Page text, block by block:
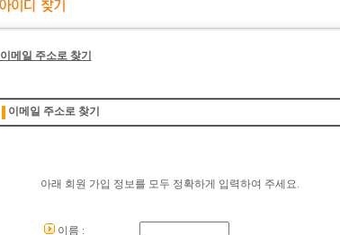
이메일 주소로 찾기
이메일 주소로 찾기
아래 회원 가입 정보를 모두 정확하게 입력하여 주세요.
이름 :